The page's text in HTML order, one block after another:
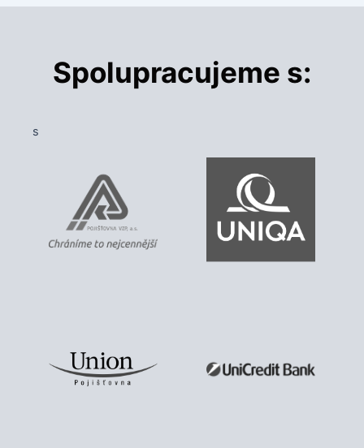
Spolupracujeme s:
s